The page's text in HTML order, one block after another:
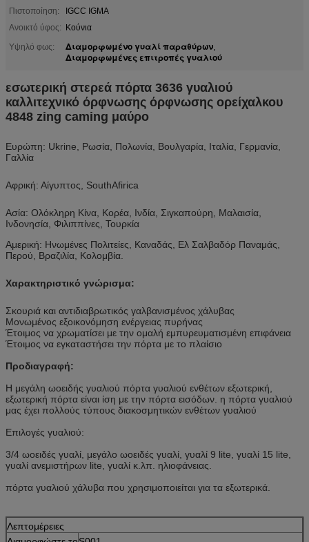
Πιστοποίηση:
IGCC IGMA
Ανοικτό ύφος: Κούνια
Υψηλό φως:
Διαμορφωμένο γυαλί παραθύρων,
Διαμορφωμένες επιτροπές γυαλιού
εσωτερική στερεά πόρτα 3636 γυαλιού
καλλιτεχνικό όρφνωσης όρφνωσης ορείχαλκου
4848 zing caming μαύρο
Ευρώπη: Ukrine, Ρωσία, Πολωνία, Βουλγαρία, Ιταλία, Γερμανία,
Γαλλία
Αφρική: Αίγυπτος, SouthAfirica
Ασία: Ολόκληρη Κίνα, Κορέα, Ινδία, Σιγκαπούρη, Μαλαισία,
Ινδονησία, Φιλιππίνες, Τουρκία
Αμερική: Ηνωμένες Πολιτείες, Καναδάς, Ελ Σαλβαδόρ Παναμάς,
Περού, Βραζιλία, Κολομβία.
Χαρακτηριστικό γνώρισμα:
Σκουριά και αντιδιαβρωτικός γαλβανισμένος χάλυβας
Μονωμένος εξοικονόμηση ενέργειας πυρήνας
Έτοιμος να χρωματίσει με την ομαλή εμπυρευματισμένη επιφάνεια
Έτοιμος να εγκαταστήσει την πόρτα με το πλαίσιο
Προδιαγραφή:
Η μεγάλη ωοειδής γυαλιού πόρτα γυαλιού ενθέτων εξωτερική,
εξωτερική πόρτα είναι ίση με την πόρτα εισόδων. η πόρτα γυαλιού
μας έχει πολλούς τύπους διακοσμητικών ενθέτων γυαλιού
Επιλογές γυαλιού:
3/4 ωοειδές γυαλί, μεγάλο ωοειδές γυαλί, γυαλί 9 lite, γυαλί 15 lite,
γυαλί ανεμιστήρων lite, γυαλί κ.λπ. ηλιοφάνειας.
πόρτα γυαλιού χάλυβα που χρησιμοποιείται για τα εξωτερικά.
Λεπτομέρειες